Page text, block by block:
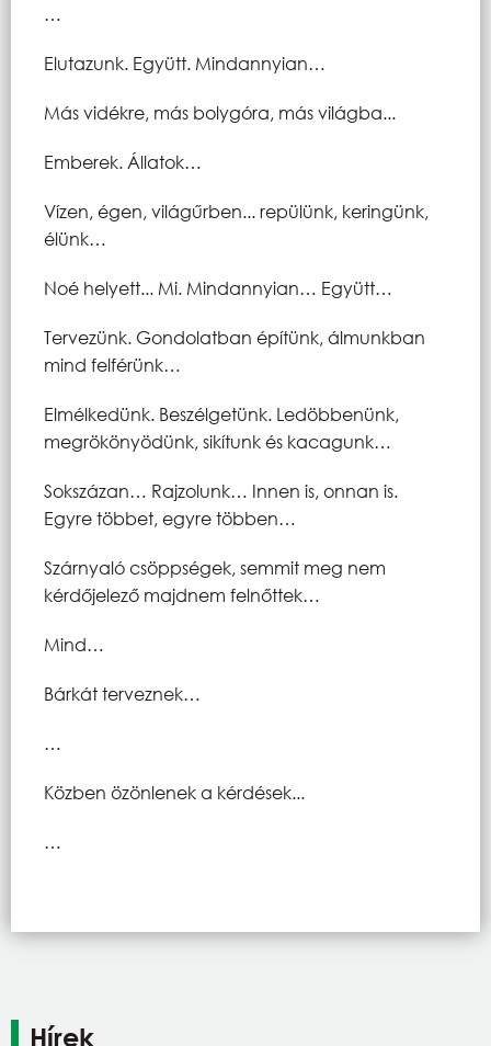
…
Elutazunk. Együtt. Mindannyian…
Más vidékre, más bolygóra, más világba...
Emberek. Állatok…
Vízen, égen, világűrben... repülünk, keringünk,
élünk…
Noé helyett... Mi. Mindannyian… Együtt…
Tervezünk. Gondolatban építünk, álmunkban
mind felférünk…
Elmélkedünk. Beszélgetünk. Ledöbbenünk,
megrökönyödünk, sikítunk és kacagunk…
Sokszázan… Rajzolunk… Innen is, onnan is.
Egyre többet, egyre többen…
Szárnyaló csöppségek, semmit meg nem
kérdőjelező majdnem felnőttek…
Mind…
Bárkát terveznek…
…
Közben özönlenek a kérdések...
…
Hírek